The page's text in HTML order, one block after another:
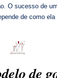
O sucesso de
de como ela
de